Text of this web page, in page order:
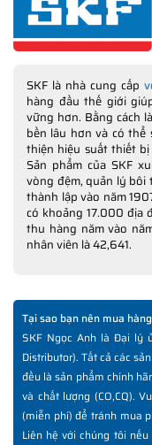
SKF là nhà cung cấp
hàng đầu thế giới
vững hơn. Bằng cách
bền lâu hơn và có thể
thiện hiệu suất thiết
Sản phẩm của SKF
vòng đệm, quản lý bôi
thành lập vào năm
có khoảng 17.000 địa
thu hàng năm vào
nhân viên là 42,641.
Tại sao bạn nên mua
SKF Ngọc Anh là Đại lý
Distributor). Tất cả các
đều là sản phẩm chính
và chất lượng (CO,CQ).
(miễn phí) để tránh mua
Liên hệ với chúng tôi